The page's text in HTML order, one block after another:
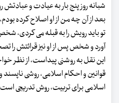
شبانه روز پنج بار به عیادت و عبادتش
بعد از آن چه من از او اصلاح کرده
تو باید رویش را به قبله می کردی،
آورد و شخص پس از او نیز قرائتش را
این نقل به روشنی پیداست، از نظر
قوانین و احکام اسلامی، روشی
اسلامی برای تربیت، روش تدریجی